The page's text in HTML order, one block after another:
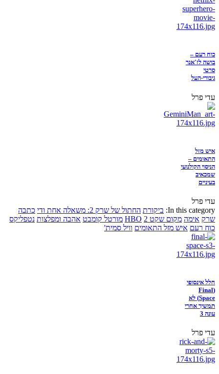
כוח רעם –
בושה לז'אנר
סרטי
גיבורי-העל
עדי פרל
איש מזל
התאומים –
הניסוי הקולנועי
שמכאיב
בעיניים
עדי פרל
In this category: ביקורת החתול של שרק 2: משאלה אחת ודי
כתבה
שרק אימה מקום שקט 2 HBO מורטל קומבט אהבה ומפלצות נטפליקס
כוח רעם איש מזל התאומים וויל סמית'
חלל אינסופי
(Final
Space) לא
תמשיך אחרי
עונה 3
עדי פרל